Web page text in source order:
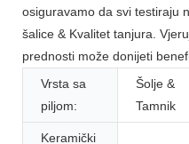
osiguravamo da svi testiraju
šalice & Kvalitet tanjura.
prednosti može donijeti
Vrsta sa
piljom:
Šolje &
Tamnik
Keramički